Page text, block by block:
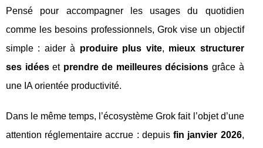
Pensé pour accompagner les usages du quotidien
comme les besoins professionnels, Grok vise un objectif
simple : aider à produire plus vite, mieux structurer
ses idéeset prendre de meilleures décisions grâce à
une IA orientée productivité.
Dans le même temps, l’écosystème Grok fait l’objet d’une
attention réglementaire accrue : depuisfin janvier 2026,